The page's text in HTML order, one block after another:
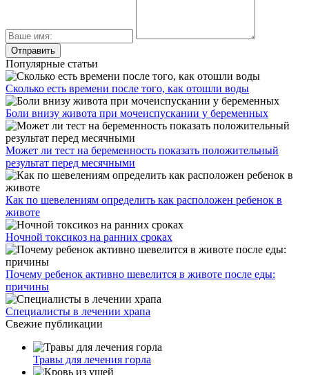
Популярные статьи
Сколько есть времени после того, как отошли воды
Боли внизу живота при мочеиспускании у беременных
Может ли тест на беременность показать положительный
результат перед месячными
Как по шевелениям определить как расположен ребенок в
животе
Ночной токсикоз на ранних сроках
Почему ребенок активно шевелится в животе после еды:
причины
Специалисты в лечении храпа
Свежие публикации
Травы для лечения горла